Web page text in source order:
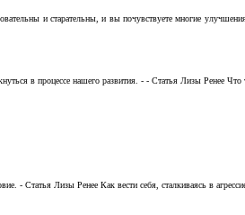
и старательны, и вы почувствуете многие
в процессе нашего развития. - - Статья Лизы Ренее Что
- Статья Лизы Ренее Как вести себя, сталкиваясь в